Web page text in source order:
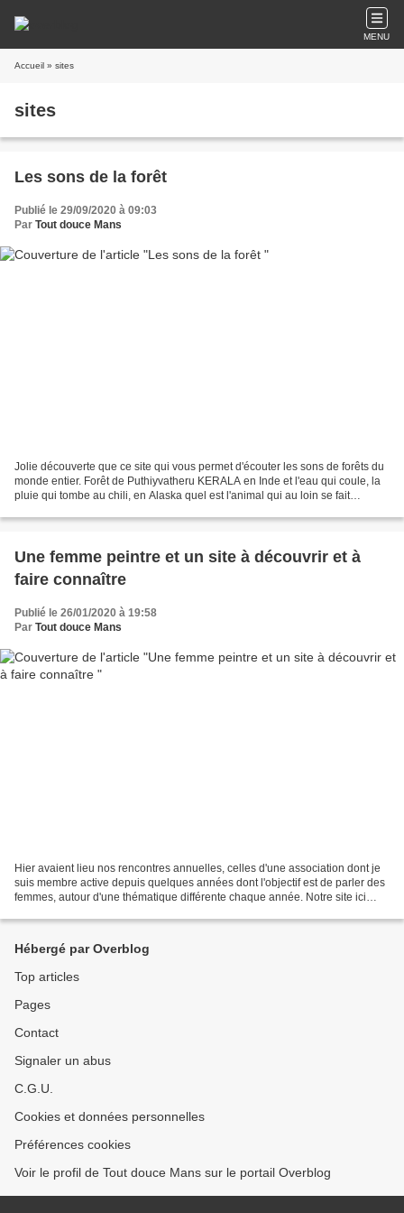
MENU
Accueil » sites
sites
Les sons de la forêt
Publié le 29/09/2020 à 09:03
Par Tout douce Mans
Jolie découverte que ce site qui vous permet d'écouter les sons de forêts du
monde entier. Forêt de Puthiyvatheru KERALA en Inde et l'eau qui coule, la
pluie qui tombe au chili, en Alaska quel est l'animal qui au loin se fait
Une femme peintre et un site à découvrir et à
faire connaître
Publié le 26/01/2020 à 19:58
Par Tout douce Mans
Hier avaient lieu nos rencontres annuelles, celles d'une association dont je
suis membre active depuis quelques années dont l'objectif est de parler des
femmes, autour d'une thématique différente chaque année. Notre site ici
Hébergé par Overblog
Top articles
Pages
Contact
Signaler un abus
C.G.U.
Cookies et données personnelles
Préférences cookies
Voir le profil de Tout douce Mans sur le portail Overblog